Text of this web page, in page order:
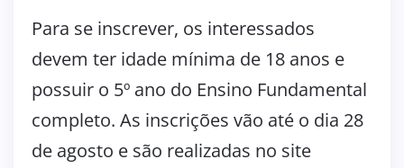
Para se inscrever, os interessados
devem ter idade mínima de 18 anos e
possuir o 5º ano do Ensino Fundamental
completo. As inscrições vão até o dia 28
de agosto e são realizadas no site